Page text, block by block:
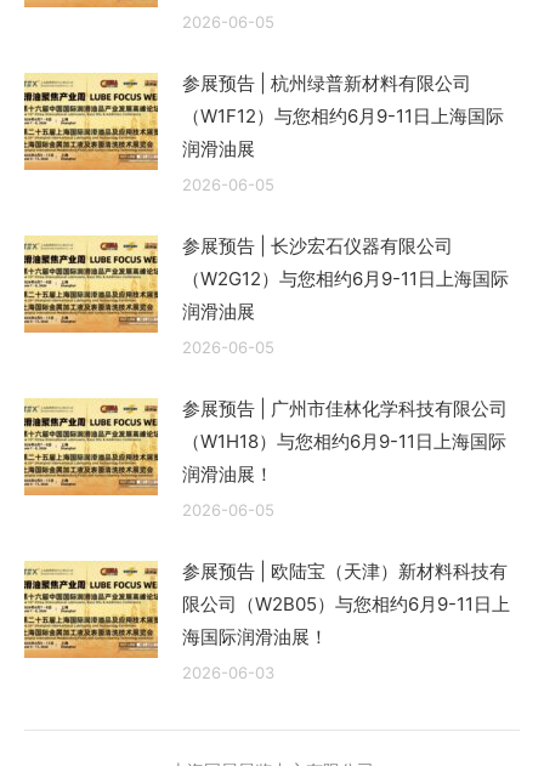
2026-06-05
参展预告 | 杭州绿普新材料有限公司
（W1F12）与您相约6月9-11日上海国际
润滑油展
2026-06-05
参展预告 | 长沙宏石仪器有限公司
（W2G12）与您相约6月9-11日上海国际
润滑油展
2026-06-05
参展预告 | 广州市佳林化学科技有限公司
（W1H18）与您相约6月9-11日上海国际
润滑油展！
2026-06-05
参展预告 | 欧陆宝（天津）新材料科技有
限公司（W2B05）与您相约6月9-11日上
海国际润滑油展！
2026-06-03